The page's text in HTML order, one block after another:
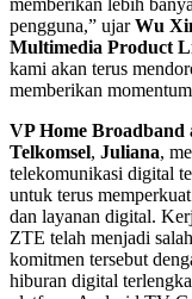
pengguna,” ujarWu
Multimedia Product
kami akan terus
memberikan
VP Home
Telkomsel, Juliana,
telekomunikasi digital
untuk terus
dan layanan digital.
ZTE telah menjadi
komitmen tersebut
hiburan digital